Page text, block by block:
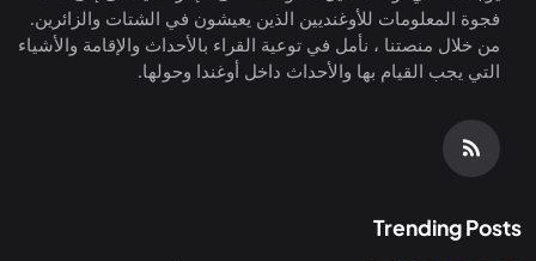
فجوة المعلومات للأوغنديين الذين يعيشون في الشتات والزائرين.
من خلال منصتنا ، نأمل في توعية القراء بالأحداث والإقامة والأشياء
التي يجب القيام بها والأحداث داخل أوغندا وحولها.
Trending Posts